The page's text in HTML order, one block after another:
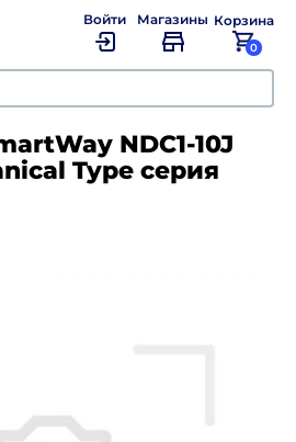
Войти Магазины Корзина
0
NDC1-10J
Type серия